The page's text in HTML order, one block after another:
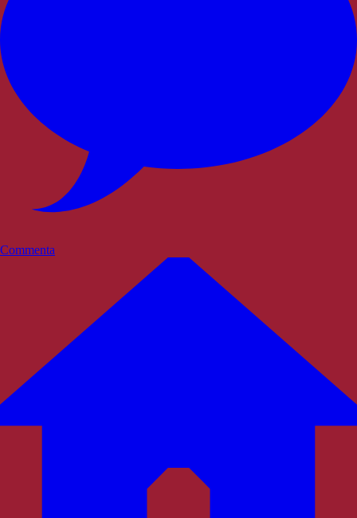
Commenta